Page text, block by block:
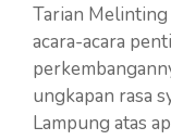
Tarian Melinting
acara-acara
ungkapan rasa
Lampung atas